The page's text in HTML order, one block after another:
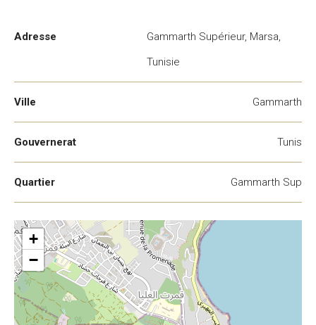
Adresse
Gammarth Supérieur, Marsa,
Tunisie
Ville Gammarth
Gouvernerat Tunis
Quartier Gammarth Sup
+
−